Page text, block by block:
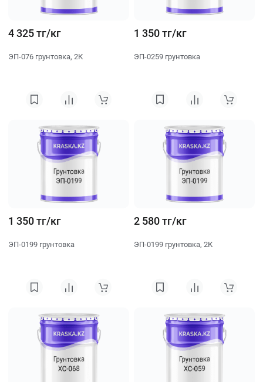
4 325 тг/кг
ЭП-076 грунтовка, 2К
1 350 тг/кг
ЭП-0259 грунтовка
1 350 тг/кг
ЭП-0199 грунтовка
2 580 тг/кг
ЭП-0199 грунтовка, 2К